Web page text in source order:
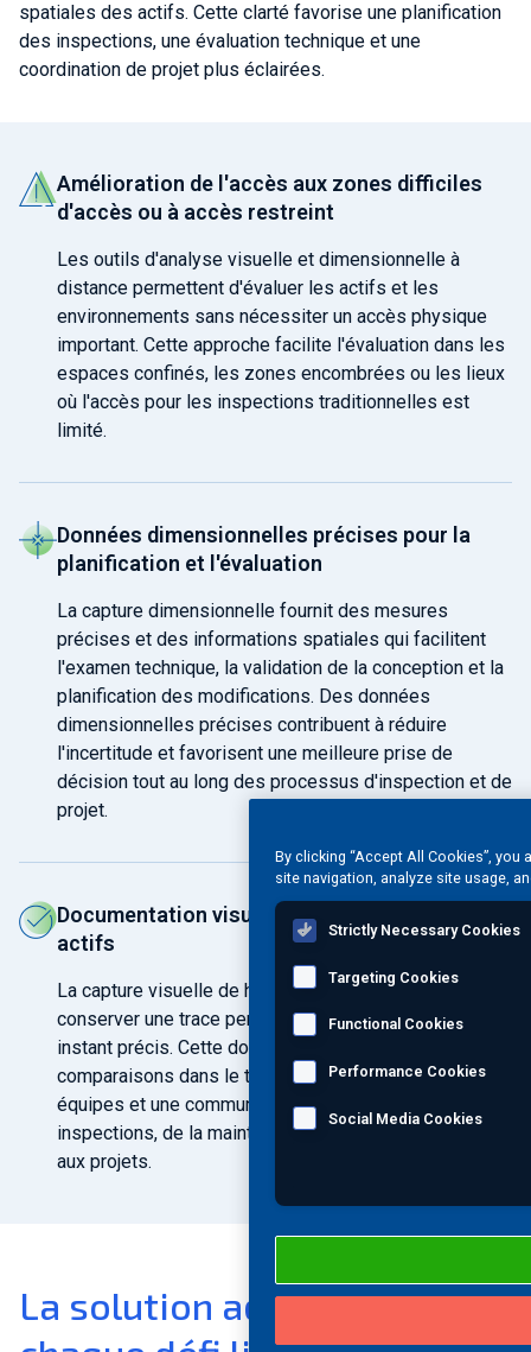
spatiales des actifs. Cette clarté favorise une planification
des inspections, une évaluation technique et une
coordination de projet plus éclairées.
Amélioration de l'accès aux zones difficiles
d'accès ou à accès restreint
Les outils d'analyse visuelle et dimensionnelle à
distance permettent d'évaluer les actifs et les
environnements sans nécessiter un accès physique
important. Cette approche facilite l'évaluation dans les
espaces confinés, les zones encombrées ou les lieux
où l'accès pour les inspections traditionnelles est
limité.
Données dimensionnelles précises pour la
planification et l'évaluation
La capture dimensionnelle fournit des mesures
précises et des informations spatiales qui facilitent
l'examen technique, la validation de la conception et la
planification des modifications. Des données
dimensionnelles précises contribuent à réduire
l'incertitude et favorisent une meilleure prise de
décision tout au long des processus d'inspection et de
projet.
Documentation visuelle fiable de l'état des
actifs
La capture visuelle de haute qualité permet de
conserver une trace permanente de l'état d'un actif à un
instant précis. Cette documentation facilite les
comparaisons dans le temps, la collaboration entre les
équipes et une communication plus claire lors des
inspections, de la maintenance ou des activités liées
aux projets.
La solution adaptée à
By clicking “Accept All Cookies”,
site navigation, analyze site usage,
Strictly Necessary Cookies
Targeting Cookies
Functional Cookies
Performance Cookies
Social Media Cookies